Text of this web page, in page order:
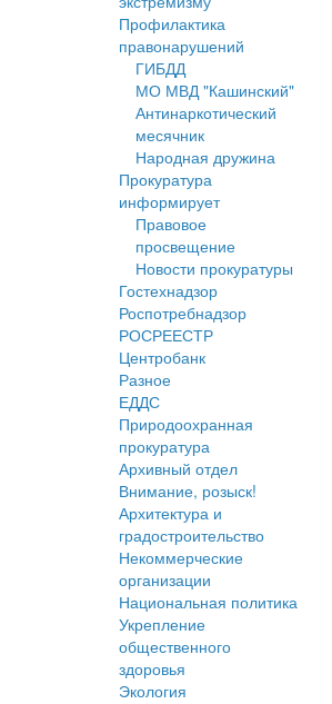
Профилактика
правонарушений
ГИБДД
МО МВД "Кашинский"
Антинаркотический
месячник
Народная дружина
Прокуратура
информирует
Правовое
просвещение
Новости прокуратуры
Гостехнадзор
Роспотребнадзор
РОСРЕЕСТР
Центробанк
Разное
ЕДДС
Природоохранная
прокуратура
Архивный отдел
Внимание, розыск!
Архитектура и
градостроительство
Некоммерческие
организации
Национальная политика
Укрепление
общественного
здоровья
Экология